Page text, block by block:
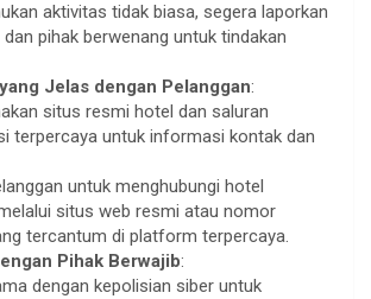
aktivitas tidak biasa, segera laporkan
dan pihak berwenang untuk tindakan
Jelas dengan Pelanggan:
situs resmi hotel dan saluran
terpercaya untuk informasi kontak dan
untuk menghubungi hotel
situs web resmi atau nomor
tercantum di platform terpercaya.
Pihak Berwajib:
dengan kepolisian siber untuk